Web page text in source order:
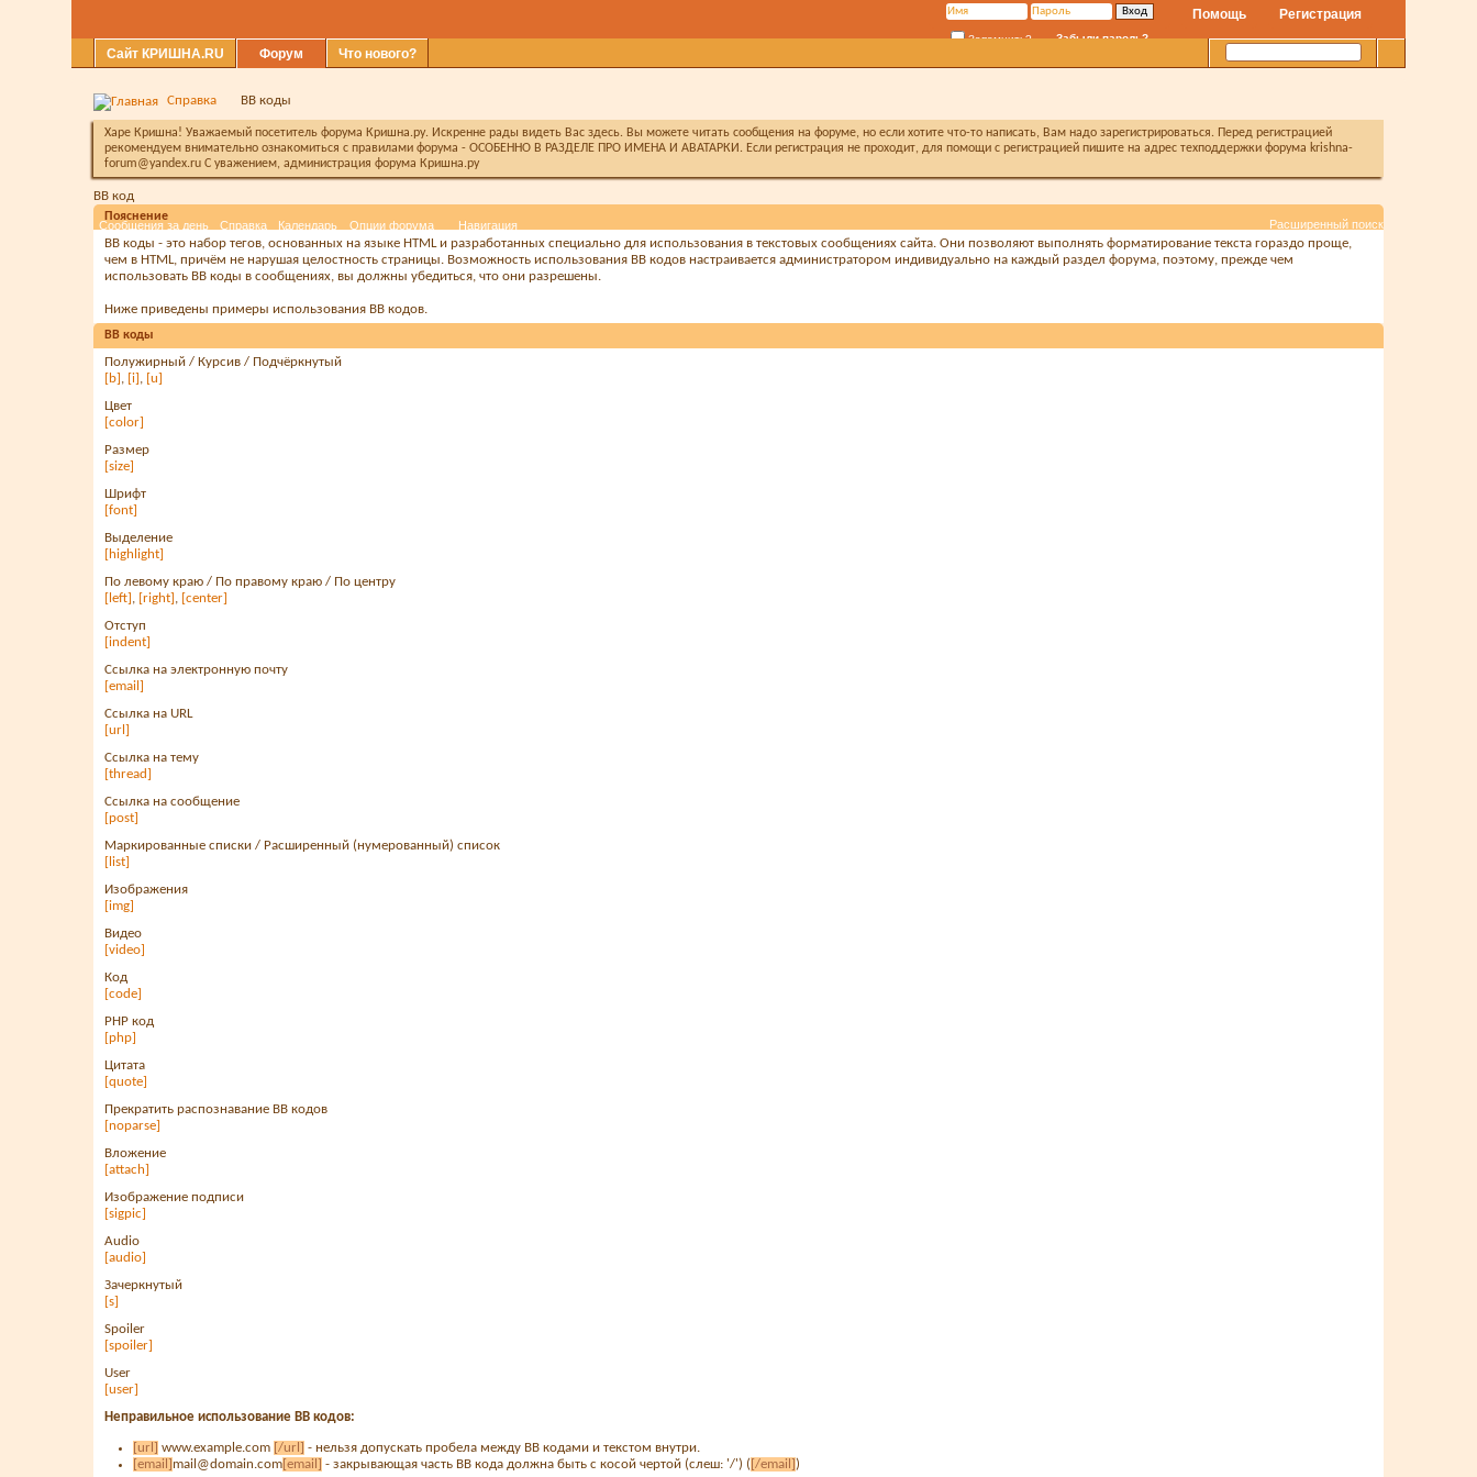
Регистрация
Помощь
Запомнить? Забыли пароль?
Сайт КРИШНА.RU Форум
Сообщения за день Справка Календарь Опции форума Навигация
Что нового?
Расширенный поиск
Справка BB коды
Харе Кришна! Уважаемый посетитель форума Кришна.ру. Искренне рады видеть Вас здесь. Вы можете читать сообщения на форуме, но если хотите что-то написать, Вам надо зарегистрироваться. Перед регистрацией
рекомендуем внимательно ознакомиться с правилами форума - ОСОБЕННО В РАЗДЕЛЕ ПРО ИМЕНА И АВАТАРКИ. Если регистрация не проходит, для помощи с регистрацией пишите на адрес техподдержки форума krishna-
forum@yandex.ru С уважением, администрация форума Кришна.ру
BB код
Пояснение
BB коды - это набор тегов, основанных на языке HTML и разработанных специально для использования в текстовых сообщениях сайта. Они позволяют выполнять форматирование текста гораздо проще,
чем в HTML, причём не нарушая целостность страницы. Возможность использования BB кодов настраивается администратором индивидуально на каждый раздел форума, поэтому, прежде чем
использовать BB коды в сообщениях, вы должны убедиться, что они разрешены.
Ниже приведены примеры использования BB кодов.
BB коды
Полужирный / Курсив / Подчёркнутый
[b] , [i] , [u]
Цвет
[color]
Размер
[size]
Шрифт
[font]
Выделение
[highlight]
По левому краю / По правому краю / По центру
[left] , [right] , [center]
Отступ
[indent]
Ссылка на электронную почту
[email]
Ссылка на URL
[url]
Ссылка на тему
[thread]
Ссылка на сообщение
[post]
Маркированные списки / Расширенный (нумерованный) список
[list]
Изображения
[img]
Видео
[video]
Код
[code]
PHP код
[php]
Цитата
[quote]
Прекратить распознавание BB кодов
[noparse]
Вложение
[attach]
Изображение подписи
[sigpic]
Audio
[audio]
Зачеркнутый
[s]
Spoiler
[spoiler]
User
[user]
Неправильное использование BB кодов:
[url] www.example.com [/url] - нельзя допускать пробела между BB кодами и текстом внутри.
[email] mail@domain.com[email] - закрывающая часть BB кода должна быть с косой чертой (слеш: '/') ([/email])